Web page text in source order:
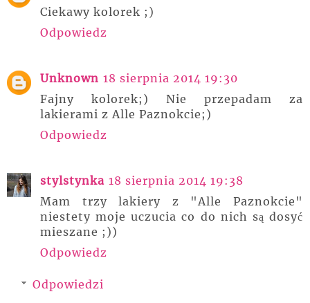
Ciekawy kolorek ;)
Odpowiedz
Unknown 18 sierpnia 2014 19:30
Fajny kolorek;) Nie przepadam za
lakierami z Alle Paznokcie;)
Odpowiedz
stylstynka 18 sierpnia 2014 19:38
Mam trzy lakiery z "Alle Paznokcie"
niestety moje uczucia co do nich są dosyć
mieszane ;))
Odpowiedz
Odpowiedzi